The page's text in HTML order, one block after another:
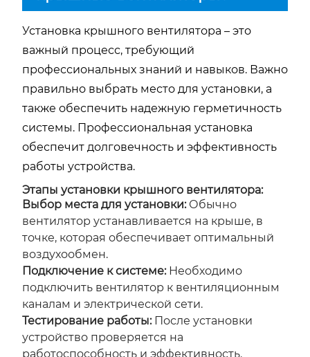
Установка крышного вентилятора – это
важный процесс, требующий
профессиональных знаний и навыков. Важно
правильно выбрать место для установки, а
также обеспечить надежную герметичность
системы. Профессиональная установка
обеспечит долговечность и эффективность
работы устройства.
Этапы установки крышного вентилятора:
Выбор места для установки:Обычно
вентилятор устанавливается на крыше, в
точке, которая обеспечивает оптимальный
воздухообмен.
Подключение к системе:Необходимо
подключить вентилятор к вентиляционным
каналам и электрической сети.
Тестирование работы:После установки
устройство проверяется на
работоспособность и эффективность.